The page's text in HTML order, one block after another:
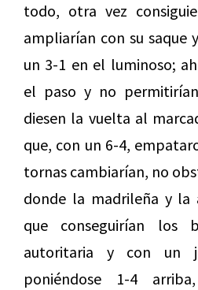
todo, otra vez
ampliarían con su saque
un 3-1 en el luminoso;
el paso y no
diesen la vuelta al
que, con un 6-4,
tornas cambiarían, no
donde la madrileña y la
que conseguirían los
autoritaria y con un
poniéndose 1-4